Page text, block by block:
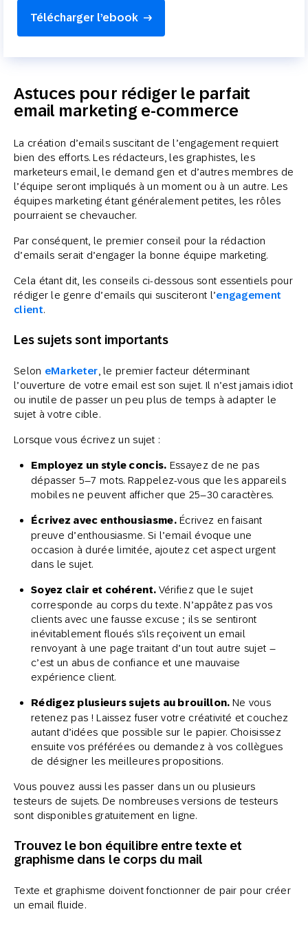
Télécharger l’ebook
Astuces pour rédiger le parfait
email marketing e-commerce
La création d’emails suscitant de l’engagement requiert
bien des efforts. Les rédacteurs, les graphistes, les
marketeurs email, le demand gen et d’autres membres de
l’équipe seront impliqués à un moment ou à un autre. Les
équipes marketing étant généralement petites, les rôles
pourraient se chevaucher.
Par conséquent, le premier conseil pour la rédaction
d’emails serait d’engager la bonne équipe marketing.
Cela étant dit, les conseils ci-dessous sont essentiels pour
rédiger le genre d’emails qui susciteront l’engagement
client.
Les sujets sont importants
Selon eMarketer , le premier facteur déterminant
l’ouverture de votre email est son sujet. Il n’est jamais idiot
ou inutile de passer un peu plus de temps à adapter le
sujet à votre cible.
Lorsque vous écrivez un sujet :
Employez un style concis. Essayez de ne pas
dépasser 5–7 mots. Rappelez-vous que les appareils
mobiles ne peuvent afficher que 25–30 caractères.
Écrivez avec enthousiasme.Écrivez en faisant
preuve d’enthousiasme. Si l’email évoque une
occasion à durée limitée, ajoutez cet aspect urgent
dans le sujet.
Soyez clair et cohérent. Vérifiez que le sujet
corresponde au corps du texte. N’appâtez pas vos
clients avec une fausse excuse ; ils se sentiront
inévitablement floués s’ils reçoivent un email
renvoyant à une page traitant d’un tout autre sujet –
c’est un abus de confiance et une mauvaise
expérience client.
Rédigez plusieurs sujets au brouillon. Ne vous
retenez pas ! Laissez fuser votre créativité et couchez
autant d’idées que possible sur le papier. Choisissez
ensuite vos préférées ou demandez à vos collègues
de désigner les meilleures propositions.
Vous pouvez aussi les passer dans un ou plusieurs
testeurs de sujets. De nombreuses versions de testeurs
sont disponibles gratuitement en ligne.
Trouvez le bon équilibre entre texte et
graphisme dans le corps du mail
Texte et graphisme doivent fonctionner de pair pour créer
un email fluide.